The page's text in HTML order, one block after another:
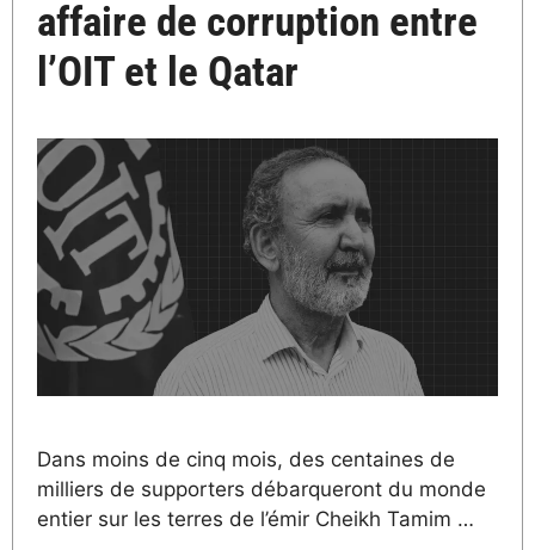
affaire de corruption entre
l’OIT et le Qatar
Dans moins de cinq mois, des centaines de
milliers de supporters débarqueront du monde
entier sur les terres de l’émir Cheikh Tamim …